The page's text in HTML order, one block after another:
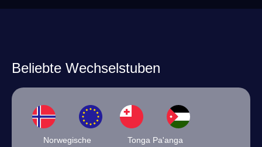
Beliebte Wechselstuben
Norwegische
Tonga Pa'anga